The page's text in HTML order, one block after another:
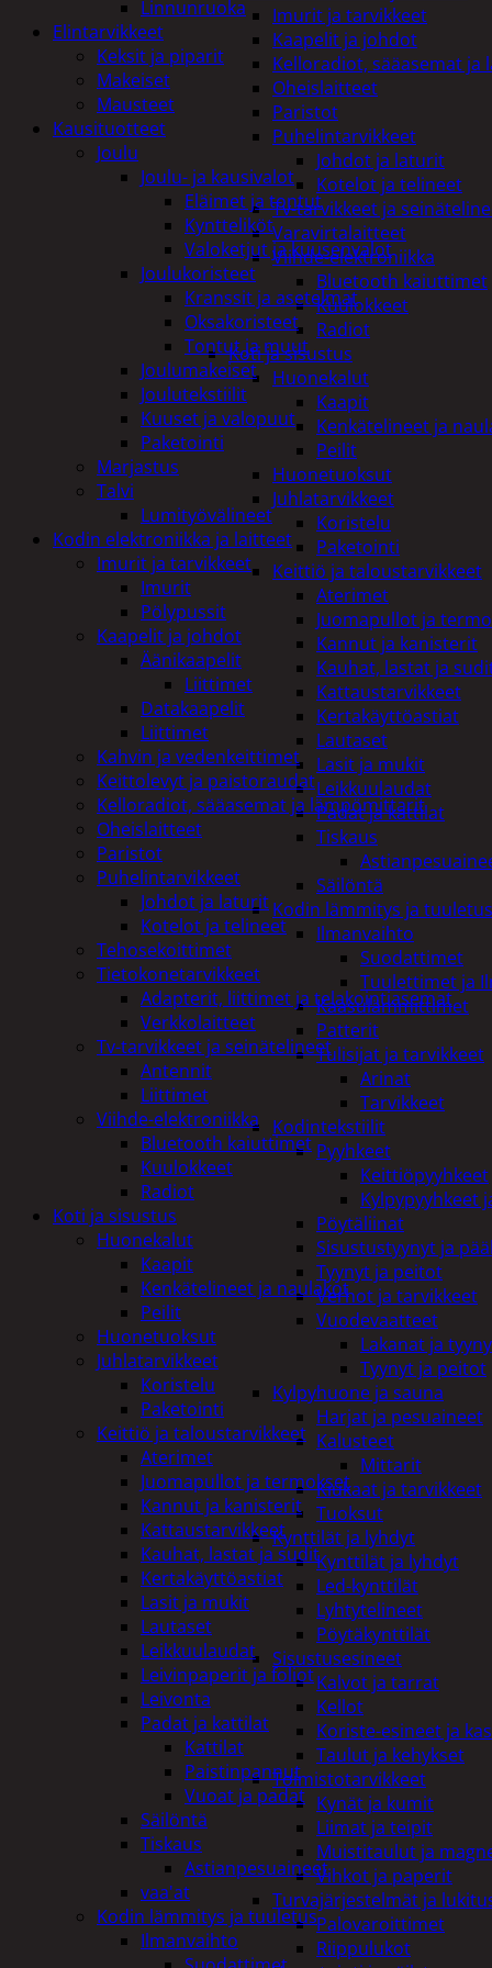
Imurit ja tarvikkeet
Kaapelit ja johdot
Kelloradiot, sääasemat
Oheislaitteet
Paristot
Puhelintarvikkeet
Johdot ja laturit
Kotelot ja telineet
Tv-tarvikkeet ja
Varavirtalaitteet
Viihde-elektroniikka
Bluetooth kaiuttimet
Kuulokkeet
Radiot
Koti ja sisustus
Huonekalut
Kaapit
Kenkätelineet ja
Peilit
Huonetuoksut
Juhlatarvikkeet
Koristelu
Paketointi
Keittiö ja taloustarvikkeet
Aterimet
Juomapullot ja
Kannut ja kanisterit
Kauhat, lastat ja
Kattaustarvikkeet
Kertakäyttöastiat
Lautaset
Lasit ja mukit
Leikkuulaudat
Padat ja kattilat
Tiskaus
Säilöntä
Kodin lämmitys ja tuuletus
Ilmanvaihto
Suodattimet
Tuulettimet ja
Kaasulämmittimet
Patterit
Tulisijat ja tarvikkeet
Arinat
Tarvikkeet
Kodintekstiilit
Pyyhkeet
Keittiöpyyhkeet
Kylpypyyhkeet
Pöytäliinat
Sisustustyynyt ja
Tyynyt ja peitot
Verhot ja tarvikkeet
Vuodevaatteet
Lakanat ja
Tyynyt ja peitot
Kylpyhuone ja sauna
Harjat ja pesuaineet
Kalusteet
Mittarit
Kiukaat ja tarvikkeet
Tuoksut
Kynttilät ja lyhdyt
Kynttilät ja lyhdyt
Led-kynttilät
Lyhtytelineet
Pöytäkynttilät
Sisustusesineet
Kalvot ja tarrat
Kellot
Koriste-esineet ja
Taulut ja kehykset
Toimistotarvikkeet
Kynät ja kumit
Liimat ja teipit
Muistitaulut ja
Vihkot ja paperit
Turvajärjestelmät ja
Palovaroittimet
Riippulukot
Linnunruoka
Elintarvikkeet
Keksit ja piparit
Makeiset
Mausteet
Kausituotteet
Joulu
Joulu- ja kausivalot
Eläimet ja tontut
Kyntteliköt
Valoketjut ja kuusenvalot
Joulukoristeet
Kranssit ja asetelmat
Oksakoristeet
Tontut ja muut
Joulumakeiset
Joulutekstiilit
Kuuset ja valopuut
Paketointi
Marjastus
Talvi
Lumityövälineet
Kodin elektroniikka ja laitteet
Imurit ja tarvikkeet
Imurit
Pölypussit
Kaapelit ja johdot
Äänikaapelit
Liittimet
Datakaapelit
Liittimet
Kahvin ja vedenkeittimet
Keittolevyt ja paistoraudat
Kelloradiot, sääasemat ja lämpömittarit
Oheislaitteet
Paristot
Puhelintarvikkeet
Johdot ja laturit
Kotelot ja telineet
Tehosekoittimet
Tietokonetarvikkeet
Adapterit, liittimet ja telakointiasemat
Verkkolaitteet
Tv-tarvikkeet ja seinätelineet
Antennit
Liittimet
Viihde-elektroniikka
Bluetooth kaiuttimet
Kuulokkeet
Radiot
Koti ja sisustus
Huonekalut
Kaapit
Kenkätelineet ja naulakot
Peilit
Huonetuoksut
Juhlatarvikkeet
Koristelu
Paketointi
Keittiö ja taloustarvikkeet
Aterimet
Juomapullot ja termokset
Kannut ja kanisterit
Kattaustarvikkeet
Kauhat, lastat ja sudit
Kertakäyttöastiat
Lasit ja mukit
Lautaset
Leikkuulaudat
Leivinpaperit ja foliot
Leivonta
Padat ja kattilat
Kattilat
Paistinpannut
Vuoat ja padat
Säilöntä
Tiskaus
Astianpesuaineet
vaa'at
Kodin lämmitys ja tuuletus
Ilmanvaihto